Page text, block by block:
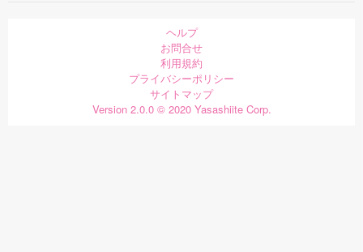
ヘルプ
お問合せ
利用規約
プライバシーポリシー
サイトマップ
Version 2.0.0 © 2020 Yasashiite Corp.